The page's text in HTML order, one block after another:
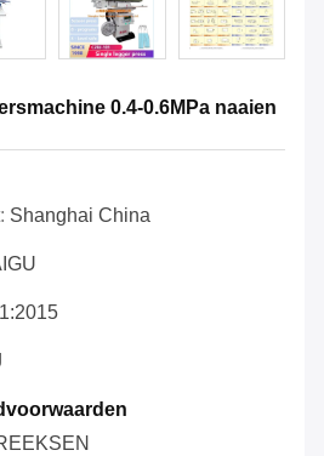
0.4-0.6MPa naaien
Shanghai China